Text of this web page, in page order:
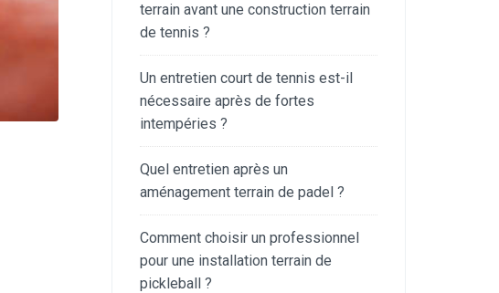
terrain avant une construction terrain
de tennis ?
Un entretien court de tennis est-il
nécessaire après de fortes
intempéries ?
Quel entretien après un
aménagement terrain de padel ?
Comment choisir un professionnel
pour une installation terrain de
pickleball ?